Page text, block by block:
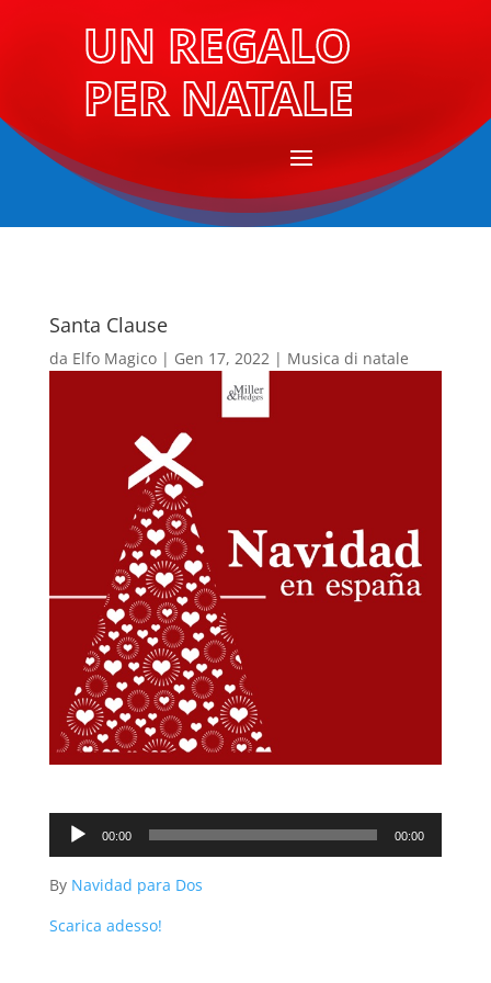
UN REGALO
PER NATALE
Santa Clause
da Elfo Magico| Gen 17, 2022| Musica di natale
Audio
Player
00:00 00:00
By Navidad para Dos
Scarica adesso!